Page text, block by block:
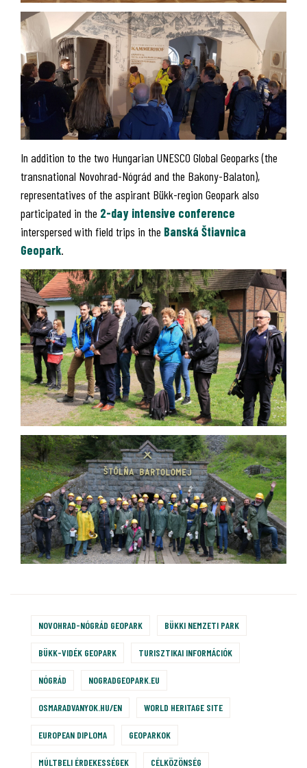
In addition to the two Hungarian UNESCO Global Geoparks (the
transnational Novohrad-Nógrád and the Bakony-Balaton),
representatives of the aspirant Bükk-region Geopark also
participated in the 2-day intensive conference
interspersed with field trips in the Banská Štiavnica
Geopark.
NOVOHRAD-NÓGRÁD GEOPARK BÜKKI NEMZETI PARK
BÜKK-VIDÉK GEOPARK TURISZTIKAI INFORMÁCIÓK
NÓGRÁD NOGRADGEOPARK.EU
OSMARADVANYOK.HU/EN WORLD HERITAGE SITE
EUROPEAN DIPLOMA GEOPARKOK
MÚLTBELI ÉRDEKESSÉGEK CÉLKÖZÖNSÉG